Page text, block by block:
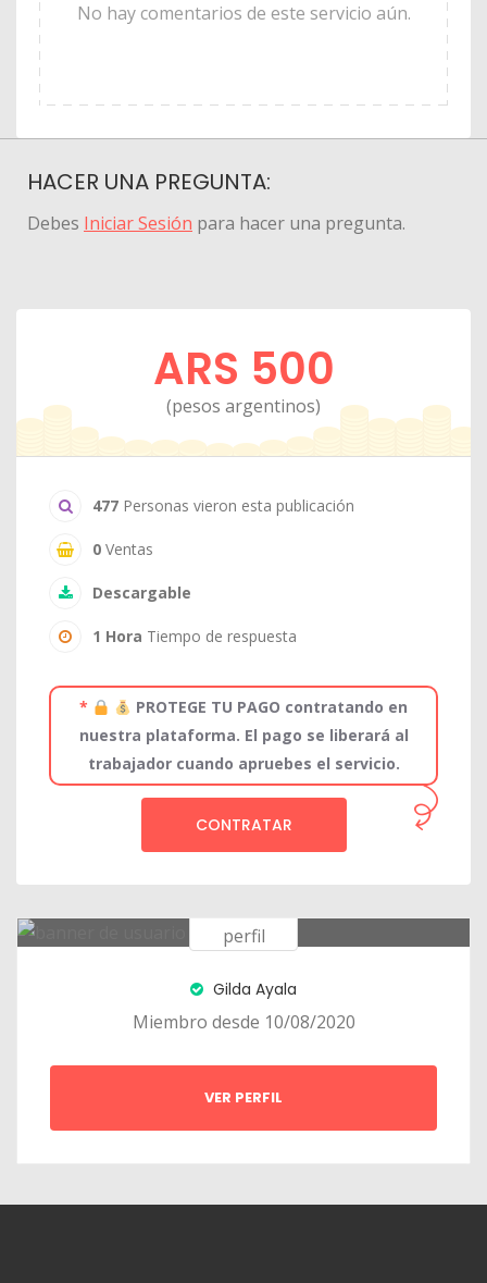
No hay comentarios de este servicio aún.
HACER UNA PREGUNTA:
Debes Iniciar Sesión para hacer una pregunta.
ARS 500
(pesos argentinos)
477 Personas vieron esta publicación
0 Ventas
Descargable
1 Hora Tiempo de respuesta
*
PROTEGE TU PAGO contratando en
nuestra plataforma. El pago se liberará al
trabajador cuando apruebes el servicio.
CONTRATAR
Gilda Ayala
Miembro desde 10/08/2020
VER PERFIL